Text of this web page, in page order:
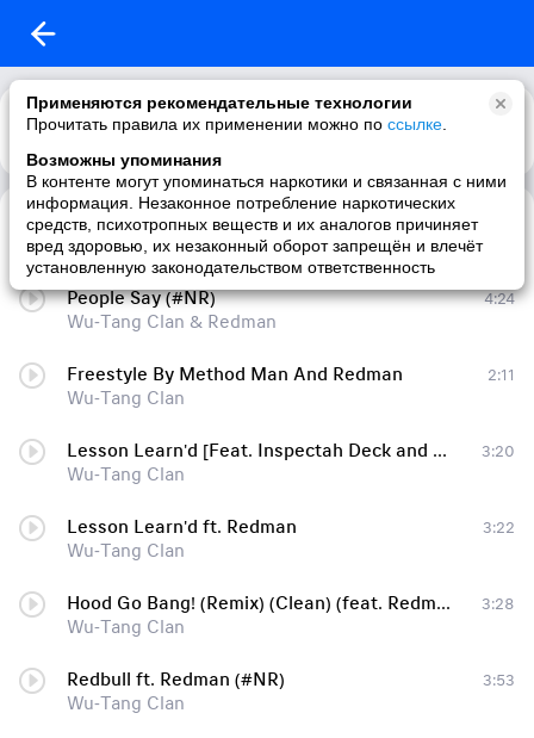
Применяются рекомендательные технологии
Прочитать правила их применении можно по ссылке
Возможны упоминания
В контенте могут упоминаться наркотики и связанная с ними
информация. Незаконное потребление наркотических
средств, психотропных веществ и их аналогов причиняет
вред здоровью, их незаконный оборот запрещён и влечёт
установленную законодательством ответственность
Lesson Learn'd (Feat. Redman)
Wu-Tang Clan
People Say (#NR)
Wu-Tang Clan & Redman
4:24
Freestyle By Method Man And Redman
Wu-Tang Clan
2:11
Lesson Learn'd [Feat. Inspectah Deck and Redman]
Wu-Tang Clan
3:20
Lesson Learn'd ft. Redman
Wu-Tang Clan
3:22
Hood Go Bang! (Remix) (Clean) (feat. Redman, Method Man, Raekwon, U-God & Mathematics)
Wu-Tang Clan
3:28
Redbull ft. Redman (#NR)
Wu-Tang Clan
3:53